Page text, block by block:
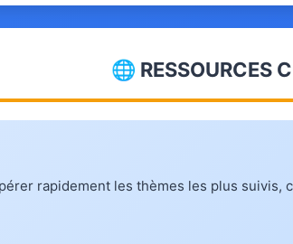
🌐 RESSOURCES
rapidement les thèmes les plus suivis,